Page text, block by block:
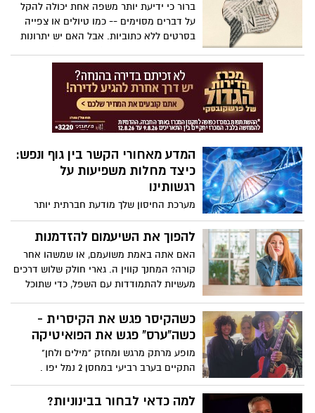
ארבע שאלות שכל זוג צריך לשאול את עצמו
לפני שקושר את הקשר - ומדגיש ממצאים
משפיעים אם הם יסתיימו.
ברור כי ידיעת יותר משפה אחת יכולה להקל
על דברים מסוימים -- כמו טיולים או צפייה
בסרטים ללא כתוביות. אבל האם יש יתרונות
המחנכת מיה נקמולי מפרטת את שלושת סוגי
המוחות הדו-לשוניים ומראה כיצד ידיעת יותר
משפה אחת שומרת על המוח שלך בריא,
קריין של פן-פן חן)
המדע מאחורי הקשר בין גוף ונפש:
כיצד מחלות משפיעות על
רגשותינו
מערכת החיסון שלך מודעת חברתית יותר
ממה שאתה חושב, אומר מדען המוח החברתי
ופרופסור לפסיכולוגיה קילי מוסקטל. היא
חוקרת את הקשר בין מצב הרוח שלך לבין
המערכת הדלקתית שלך, והיא מציעה סיבה
אבולוציונית מדוע חולי עלול לגרום לך להרגיש
להפוך את השיעמום להזדמנות
האם אתה באמת משועמם, או שמשהו אחר
קורה? המחנך קווין ה. גארי חולק שלוש דרכים
מעשיות להתמודדות עם השפל, כדי שתוכל
רגשות לסמוך ולמנות את הבעיה האמיתית.
כשהקיסר פגש את הקיסרית -
כשה"ערס" פגש את הפואיטיקה
מופע מרתק מרגש ומחזק "מילים ולחן"
התקיים בערב רביעי במחסן 2 נמל יפו .
בהשתתפות עדי קיסר ויהודה קיסר ולהקתו..
למה כדאי לבחור בבינוניות?